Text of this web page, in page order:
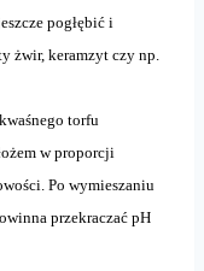
pogłębić i
żwir, keramzyt czy np.
torfu
w proporcji
Po wymieszaniu
przekraczać pH